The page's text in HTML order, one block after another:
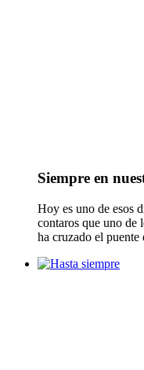
Siempre en
Hoy es uno de esos
contaros que uno de
ha cruzado el puente